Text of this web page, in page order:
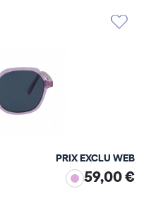
PRIX EXCLU WEB
59,00 €